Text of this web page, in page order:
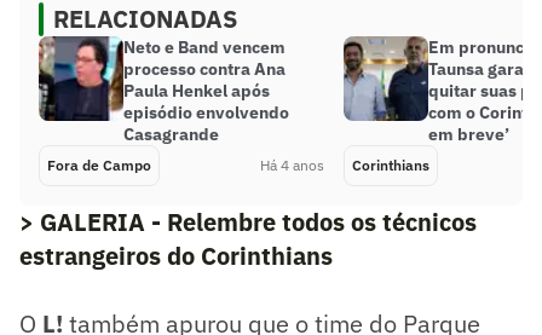
RELACIONADAS
Neto e Band vencem
processo contra Ana
Paula Henkel após
episódio envolvendo
Casagrande
Fora de Campo Há 4 anos
Em
Taunsa
quitar suas
com o
em breve’
Corinthians
> GALERIA - Relembre todos os técnicos
estrangeiros do Corinthians
O L! também apurou que o time do Parque